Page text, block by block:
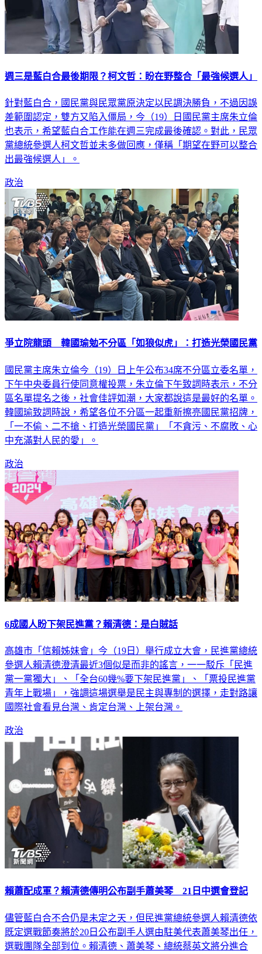
週三是藍白合最後期限？柯文哲：盼在野整合「最強候選人」
針對藍白合，國民黨與民眾黨原決定以民調決勝負，不過因誤
差範圍認定，雙方又陷入僵局，今（19）日國民黨主席朱立倫
也表示，希望藍白合工作能在週三完成最後確認。對此，民眾
黨總統參選人柯文哲並未多做回應，僅稱「期望在野可以整合
出最強候選人」。
政治
爭立院龍頭 韓國瑜勉不分區「如狼似虎」：打造光榮國民黨
國民黨主席朱立倫今（19）日上午公布34席不分區立委名單，
下午中央委員行使同意權投票，朱立倫下午致詞時表示，不分
區名單提名之後，社會佳評如潮，大家都說這是最好的名單。
韓國瑜致詞時說，希望各位不分區一起重新擦亮國民黨招牌，
「一不偷、二不搶、打造光榮國民黨」「不貪污、不腐敗、心
中充滿對人民的愛」。
政治
6成國人盼下架民進黨？賴清德：是白賊話
高雄市「信賴姊妹會」今（19日）舉行成立大會，民進黨總統
參選人賴清德澄清最近3個似是而非的謠言，一一駁斥「民進
黨一黨獨大」、「全台60幾%要下架民進黨」、「票投民進黨
青年上戰場」，強調這場選舉是民主與專制的選擇，走對路讓
國際社會看見台灣、肯定台灣、上架台灣。
政治
賴蕭配成軍？賴清德傳明公布副手蕭美琴 21日中選會登記
儘管藍白合不合仍是未定之天，但民進黨總統參選人賴清德依
既定選戰節奏將於20日公布副手人選由駐美代表蕭美琴出任，
選戰團隊全部到位。賴清德、蕭美琴、總統蔡英文將分進合